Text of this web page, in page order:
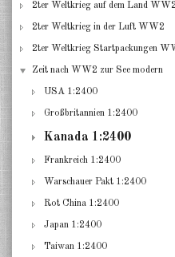
2ter Weltkrieg auf dem Land WW2
2ter Weltkrieg in der Luft WW2
2ter Weltkrieg Startpackungen
Zeit nach WW2 zur See modern
USA 1:2400
Großbritannien 1:2400
Kanada 1:2400
Frankreich 1:2400
Warschauer Pakt 1:2400
Rot China 1:2400
Japan 1:2400
Taiwan 1:2400